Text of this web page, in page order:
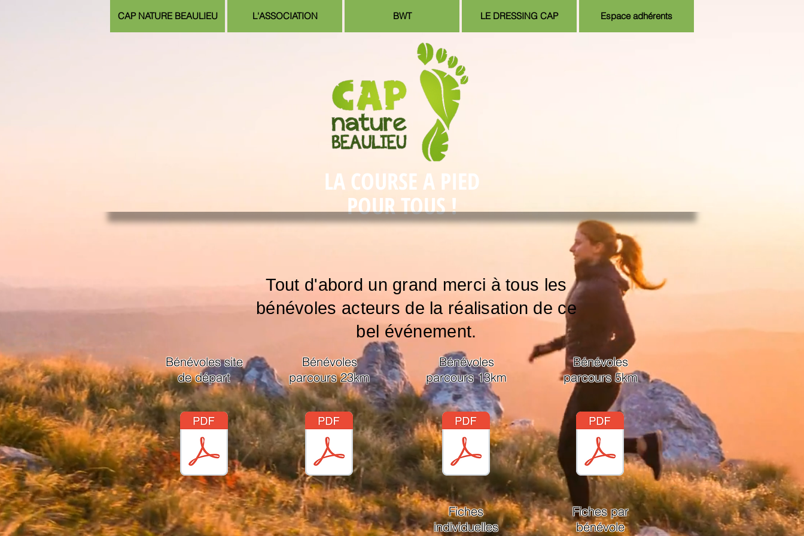
CAP NATURE BEAULIEU L'ASSOCIATION BWT LE DRESSING CAP Espace adhérents
LA COURSE A PIED
POUR TOUS !
Tout d'abord un grand merci à tous les
bénévoles acteurs de la réalisation de ce
bel événement.
Bénévoles site
de départ
Bénévoles
parcours 23km
Bénévoles
parcours 13km
Fiches
individuelles
Bénévoles
parcours 5km
Fiches par
bénévole